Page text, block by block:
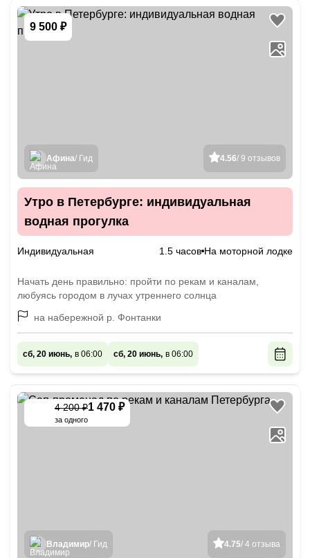
9 500 ₽
4.56/ 9 отзывов
Афина/ Гид
Утро в Петербурге: индивидуальная
водная прогулка
Индивидуальная 1.5 часов На моторной лодке
Начать день правильно: пройти по рекам и каналам,
любуясь городом в лучах утреннего солнца
на набережной р. Фонтанки
сб, 20 июнь, в 06:00 сб, 20 июнь, в 06:00
4 200 ₽1 470 ₽
за одного
4.75/ 4 отзыва
Владимир/ Гид